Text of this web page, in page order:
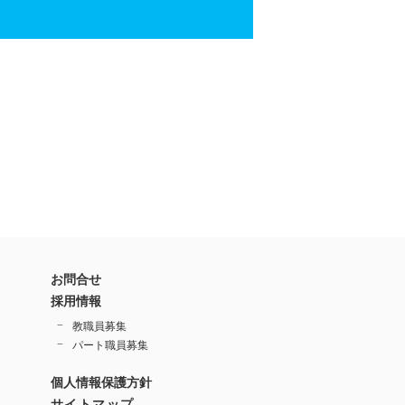
お問合せ
採用情報
教職員募集
パート職員募集
個人情報保護方針